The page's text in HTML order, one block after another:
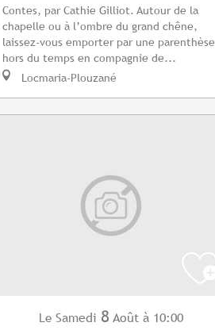
Contes, par Cathie Gilliot. Autour de la
chapelle ou à l’ombre du grand chêne,
laissez-vous emporter par une parenthèse
hors du temps en compagnie de...
Locmaria-Plouzané
Le Samedi 8 Août à 10:00